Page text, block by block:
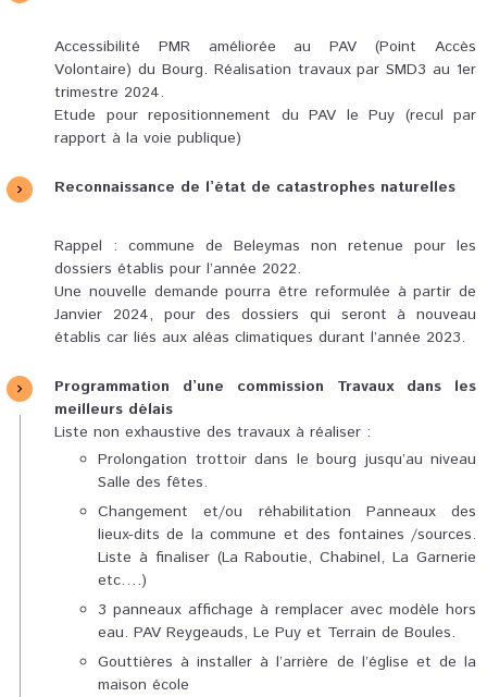
Accessibilité PMR améliorée au PAV (Point Accès
Volontaire) du Bourg. Réalisation travaux par SMD3 au 1er
trimestre 2024.
Etude pour repositionnement du PAV le Puy (recul par
rapport à la voie publique)
Reconnaissance de l’état de catastrophes naturelles
Rappel : commune de Beleymas non retenue pour les
dossiers établis pour l’année 2022.
Une nouvelle demande pourra être reformulée à partir de
Janvier 2024, pour des dossiers qui seront à nouveau
établis car liés aux aléas climatiques durant l’année 2023.
Programmation d’une commission Travaux dans les
meilleurs délais
Liste non exhaustive des travaux à réaliser :
Prolongation trottoir dans le bourg jusqu’au niveau
Salle des fêtes.
Changement et/ou réhabilitation Panneaux des
lieux-dits de la commune et des fontaines /sources.
Liste à finaliser (La Raboutie, Chabinel, La Garnerie
etc….)
3 panneaux affichage à remplacer avec modèle hors
eau. PAV Reygeauds, Le Puy et Terrain de Boules.
Gouttières à installer à l’arrière de l’église et de la
maison école